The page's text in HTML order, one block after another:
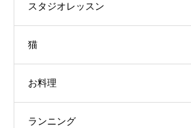
スタジオレッスン
猫
お料理
ランニング